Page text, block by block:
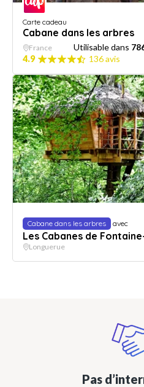
Carte cadeau
Cabane dans les arbres
France Utilisable dans
4.9
136 avis
Cabane dans les arbres avec
Les Cabanes de
Longuerue
Pas